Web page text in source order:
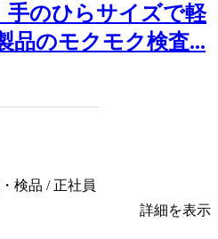
手のひらサイズで軽
品のモクモク検査...
検品 / 正社員
詳細を表示